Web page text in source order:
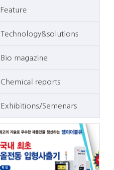
Feature
Technology&solutions
Bio magazine
Chemical reports
Exhibitions/Semenars